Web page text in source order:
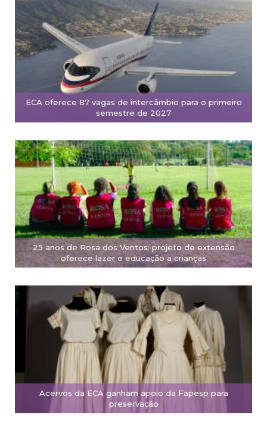
ECA oferece 87 vagas de intercâmbio para o primeiro
semestre de 2027
25 anos de Rosa dos Ventos: projeto de extensão
oferece lazer e educação a crianças
Acervos da ECA ganham apoio da Fapesp para
preservação